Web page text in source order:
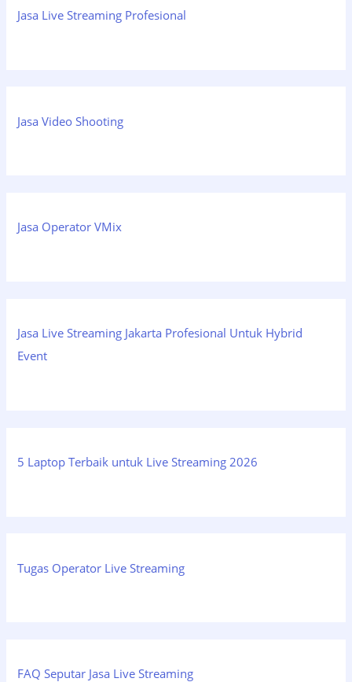
Jasa Live Streaming Profesional
Jasa Video Shooting
Jasa Operator VMix
Jasa Live Streaming Jakarta Profesional Untuk Hybrid
Event
5 Laptop Terbaik untuk Live Streaming 2026
Tugas Operator Live Streaming
FAQ Seputar Jasa Live Streaming